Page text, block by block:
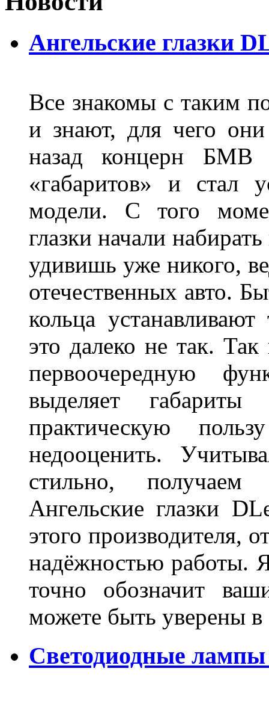
Ангельские глазки
Все знакомы с таким
и знают, для чего
назад концерн БМВ
«габаритов» и стал
модели. С того
глазки начали
удивишь уже никого,
отечественных авто.
кольца
это далеко не так. Так
первоочередную
выделяет
практическую
недооценить.
стильно,
Ангельские глазки
этого производителя,
надёжностью работы.
точно обозначит
можете быть уверены
Светодиодные